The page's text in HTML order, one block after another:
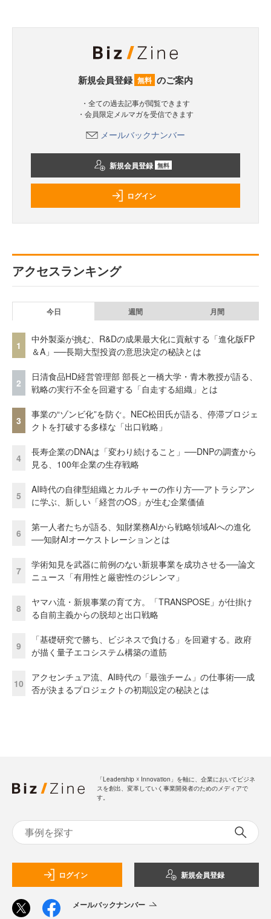
新規会員登録 無料 のご案内
・全ての過去記事が閲覧できます
・会員限定メルマガを受信できます
メールバックナンバー
新規会員登録 無料
ログイン
アクセスランキング
今日 週間 月間
1
中外製薬が挑む、R&Dの成果最大化に貢献する「進化版FP
＆A」──長期大型投資の意思決定の秘訣とは
2
日清食品HD経営管理部 部長と一橋大学・青木教授が語る、
戦略の実行不全を回避する「自走する組織」とは
3
事業の“ゾンビ化”を防ぐ。NEC松田氏が語る、停滞プロジェ
クトを打破する多様な「出口戦略」
4
長寿企業のDNAは「変わり続けること」──DNPの調査から
見る、100年企業の生存戦略
5
AI時代の自律型組織とカルチャーの作り方──アトラシアン
に学ぶ、新しい「経営のOS」が生む企業価値
6
第一人者たちが語る、知財業務AIから戦略領域AIへの進化
──知財AIオーケストレーションとは
7
学術知見を武器に前例のない新規事業を成功させる──論文
ニュース「有用性と厳密性のジレンマ」
8
ヤマハ流・新規事業の育て方。「TRANSPOSE」が仕掛け
る自前主義からの脱却と出口戦略
9
「基礎研究で勝ち、ビジネスで負ける」を回避する。政府
が描く量子エコシステム構築の道筋
10
アクセンチュア流、AI時代の「最強チーム」の仕事術──成
否が決まるプロジェクトの初期設定の秘訣とは
「Leadership ☓ Innovation」を軸に、企業においてビジネ
スを創出、変革していく事業開発者のためのメディアで
す。
ログイン 新規会員登録
メールバックナンバー